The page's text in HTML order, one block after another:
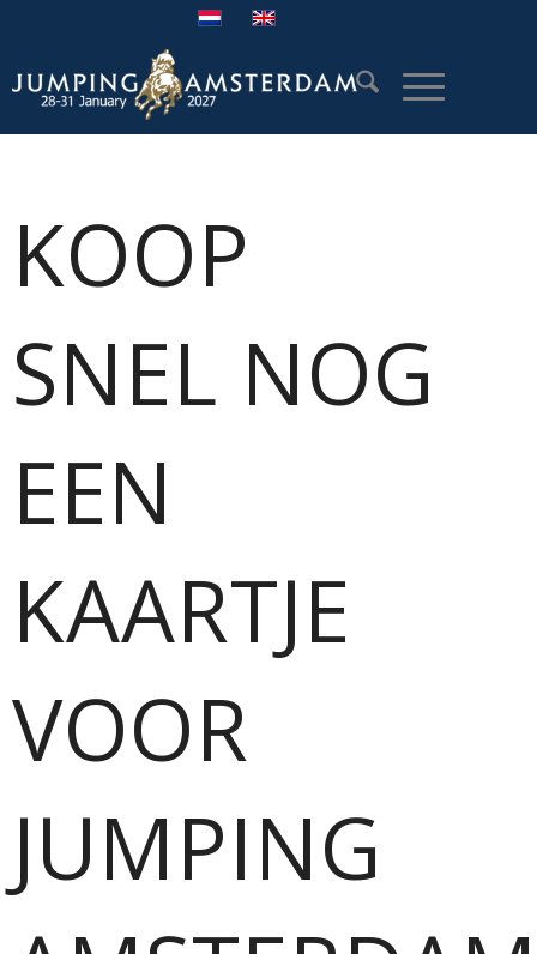
KOOP
SNEL NOG
EEN
KAARTJE
VOOR
JUMPING